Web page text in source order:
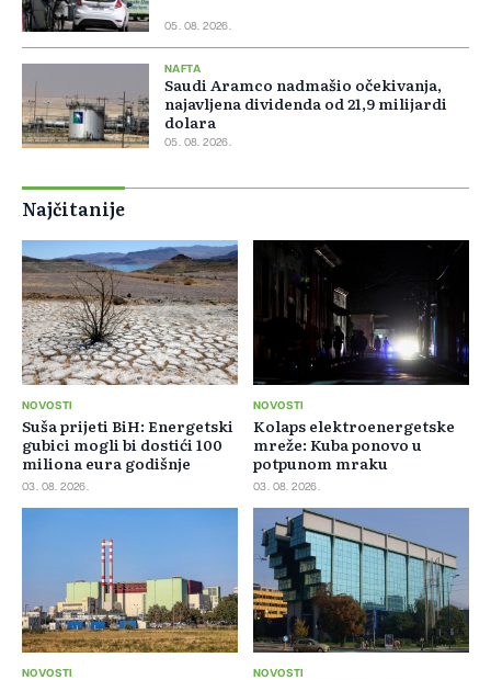
05. 08. 2026.
NAFTA
Saudi Aramco nadmašio očekivanja,
najavljena dividenda od 21,9 milijardi
dolara
05. 08. 2026.
Najčitanije
NOVOSTI
Suša prijeti BiH: Energetski
gubici mogli bi dostići 100
miliona eura godišnje
03. 08. 2026.
NOVOSTI
Kolaps elektroenergetske
mreže: Kuba ponovo u
potpunom mraku
03. 08. 2026.
NOVOSTI NOVOSTI